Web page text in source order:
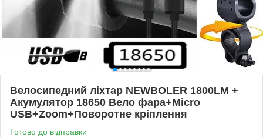
Велосипедний ліхтар NEWBOLER 1800LM +
Акумулятор 18650 Вело фара+Micro
USB+Zoom+Поворотне кріплення
Готово до відправки